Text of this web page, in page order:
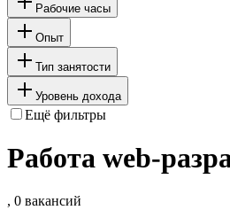
Рабочие часы
Опыт
Тип занятости
Уровень дохода
Ещё фильтры
Работа web-
, 0 вакансий